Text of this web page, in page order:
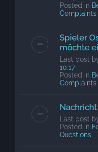
Posted in
Spieler
möchte
Last post
10:17
Posted in
Last post
Posted in
Questions